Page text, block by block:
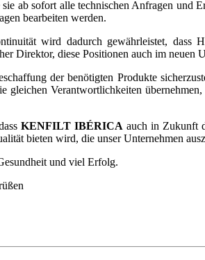
ab sofort alle technischen Anfragen und
bearbeiten werden.
wird dadurch gewährleistet, dass
Direktor, diese Positionen auch im neuen
der benötigten Produkte
gleichen Verantwortlichkeiten
KENFILT IBÉRICA auch in Zukunft
bieten wird, die unser Unternehmen
und viel Erfolg.